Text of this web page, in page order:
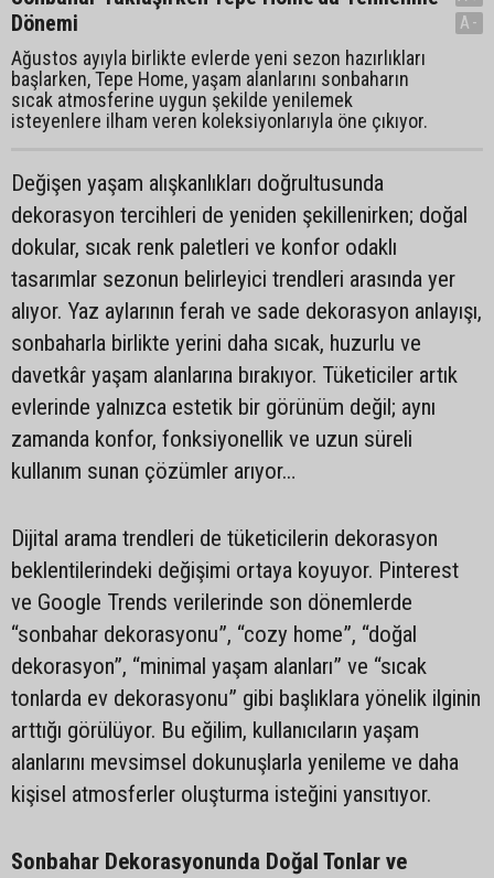
Dönemi
Ağustos ayıyla birlikte evlerde yeni sezon hazırlıkları
başlarken, Tepe Home, yaşam alanlarını sonbaharın
sıcak atmosferine uygun şekilde yenilemek
isteyenlere ilham veren koleksiyonlarıyla öne çıkıyor.
A-
Değişen yaşam alışkanlıkları doğrultusunda
dekorasyon tercihleri de yeniden şekillenirken; doğal
dokular, sıcak renk paletleri ve konfor odaklı
tasarımlar sezonun belirleyici trendleri arasında yer
alıyor. Yaz aylarının ferah ve sade dekorasyon anlayışı,
sonbaharla birlikte yerini daha sıcak, huzurlu ve
davetkâr yaşam alanlarına bırakıyor. Tüketiciler artık
evlerinde yalnızca estetik bir görünüm değil; aynı
zamanda konfor, fonksiyonellik ve uzun süreli
kullanım sunan çözümler arıyor…
Dijital arama trendleri de tüketicilerin dekorasyon
beklentilerindeki değişimi ortaya koyuyor. Pinterest
ve Google Trends verilerinde son dönemlerde
“sonbahar dekorasyonu”, “cozy home”, “doğal
dekorasyon”, “minimal yaşam alanları” ve “sıcak
tonlarda ev dekorasyonu” gibi başlıklara yönelik ilginin
arttığı görülüyor. Bu eğilim, kullanıcıların yaşam
alanlarını mevsimsel dokunuşlarla yenileme ve daha
kişisel atmosferler oluşturma isteğini yansıtıyor.
Sonbahar Dekorasyonunda Doğal Tonlar ve